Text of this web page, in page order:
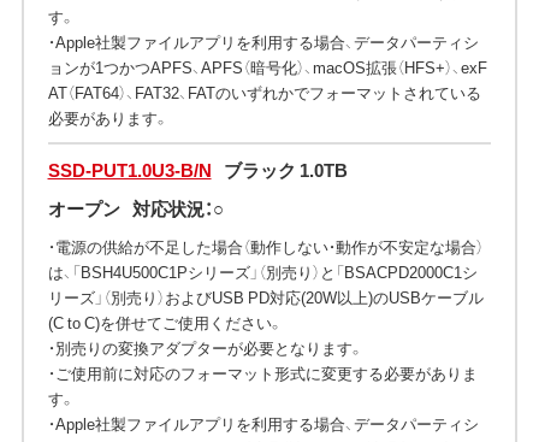
す。
・Apple社製ファイルアプリを利用する場合、データパーティシ
ョンが1つかつAPFS、APFS（暗号化）、macOS拡張（HFS+）、exF
AT（FAT64）、FAT32、FATのいずれかでフォーマットされている
必要があります。
SSD-PUT1.0U3-B/N ブラック 1.0TB
オープン 対応状況：○
・電源の供給が不足した場合（動作しない・動作が不安定な場合）
は、「BSH4U500C1Pシリーズ」（別売り）と「BSACPD2000C1シ
リーズ」（別売り）およびUSB PD対応(20W以上)のUSBケーブル
(C to C)を併せてご使用ください。
・別売りの変換アダプターが必要となります。
・ご使用前に対応のフォーマット形式に変更する必要がありま
す。
・Apple社製ファイルアプリを利用する場合、データパーティシ